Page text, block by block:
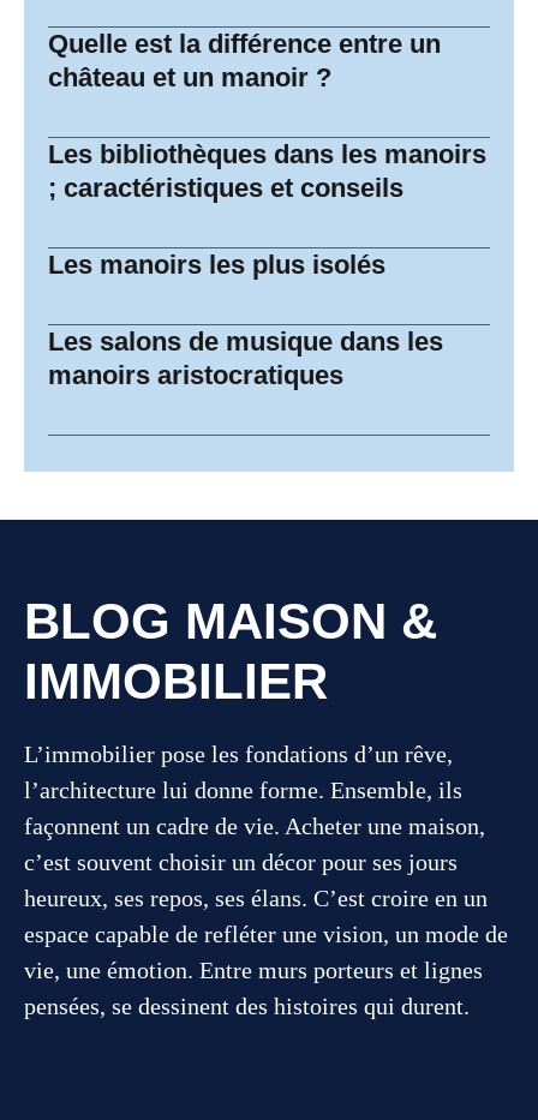
Quelle est la différence entre un
château et un manoir ?
Les bibliothèques dans les manoirs
; caractéristiques et conseils
Les manoirs les plus isolés
Les salons de musique dans les
manoirs aristocratiques
BLOG MAISON &
IMMOBILIER
L’immobilier pose les fondations d’un rêve,
l’architecture lui donne forme. Ensemble, ils
façonnent un cadre de vie. Acheter une maison,
c’est souvent choisir un décor pour ses jours
heureux, ses repos, ses élans. C’est croire en un
espace capable de refléter une vision, un mode de
vie, une émotion. Entre murs porteurs et lignes
pensées, se dessinent des histoires qui durent.